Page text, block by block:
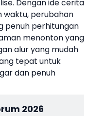
Dengan ide cerita
waktu, perubahan
penuh perhitungan
menonton yang
alur yang mudah
tepat untuk
dan penuh
2026